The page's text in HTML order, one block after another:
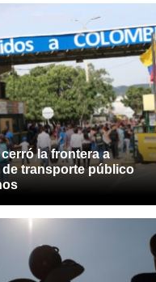
la frontera a
transporte público